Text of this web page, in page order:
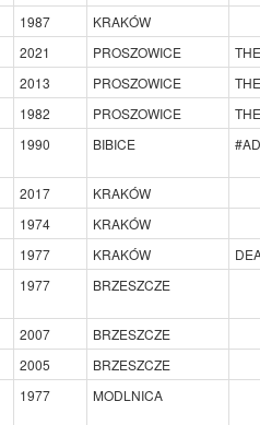
1987
KRAKÓW
2021 PROSZOWICE
2013 PROSZOWICE
1982 PROSZOWICE
1990 BIBICE
2017
KRAKÓW
1974
KRAKÓW
1977 KRAKÓW
1977 BRZESZCZE
2007
BRZESZCZE
2005
BRZESZCZE
1977 MODLNICA